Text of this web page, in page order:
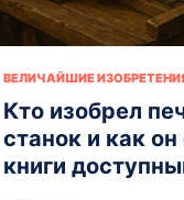
ВЕЛИЧАЙШИЕ
Кто изобрел
станок и как
книги